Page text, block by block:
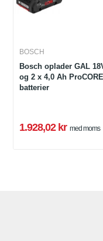
BOSCH
Bosch oplader GAL
og 2 x 4,0 Ah ProCORE
batterier
1.928,02 kr med moms